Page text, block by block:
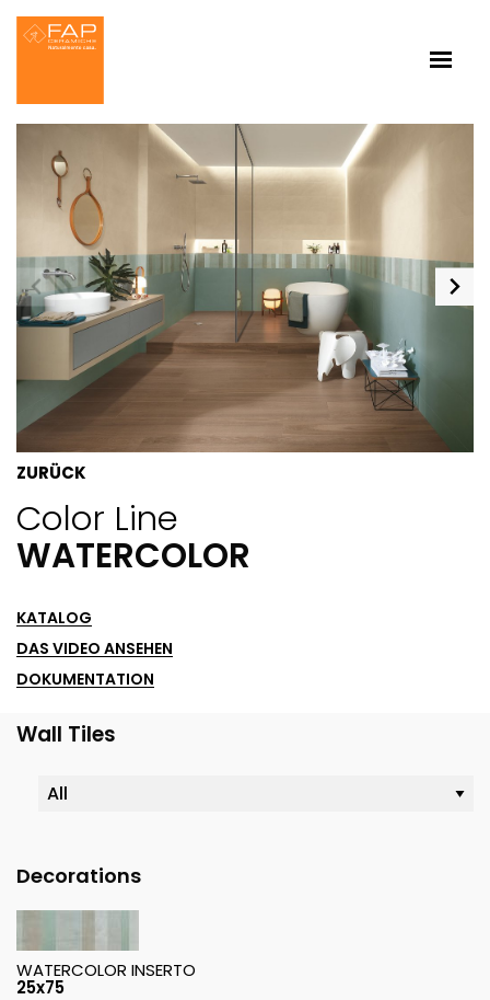
ZURÜCK
Color Line
WATERCOLOR
KATALOG
DAS VIDEO ANSEHEN
DOKUMENTATION
Wall Tiles
Decorations
WATERCOLOR INSERTO
25x75